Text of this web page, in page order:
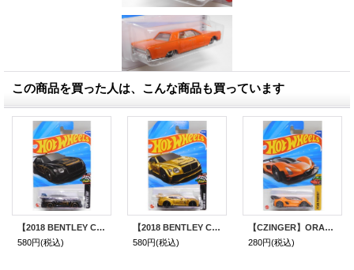
この商品を買った人は、こんな商品も買っています
【2018 BENTLEY CONTINENTAL】BLACK
580円(税込)
【2018 BENTLEY CONTINENTAL GT3】GOLD
580円(税込)
【CZINGER】ORANGE
280円(税込)